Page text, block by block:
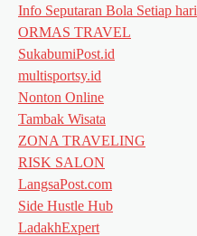
Info Seputaran Bola Setiap hari
ORMAS TRAVEL
SukabumiPost.id
multisportsy.id
Nonton Online
Tambak Wisata
ZONA TRAVELING
RISK SALON
LangsaPost.com
Side Hustle Hub
LadakhExpert